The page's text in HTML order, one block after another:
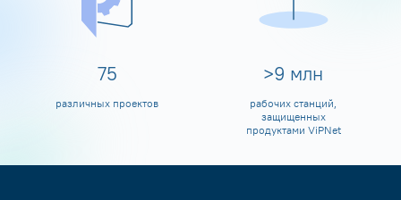
80
различных проектов
>10 млн
рабочих станций,
защищенных
продуктами ViPNet